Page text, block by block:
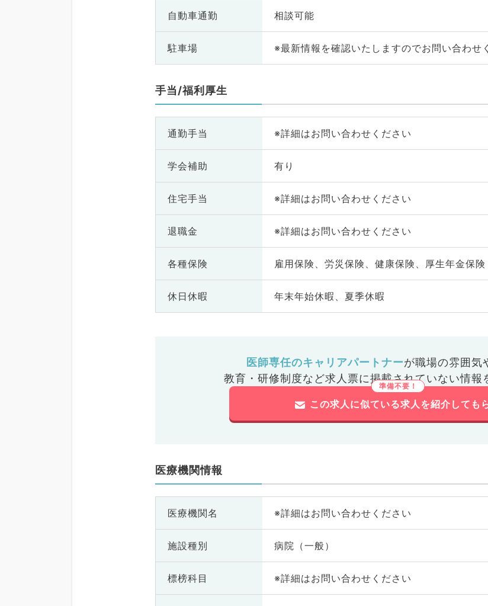
自動車通勤 相談可能
駐車場 ※最新情報を確認いたしますのでお問い合わせ
手当/福利厚生
通勤手当 ※詳細はお問い合わせください
学会補助 有り
住宅手当 ※詳細はお問い合わせください
退職金 ※詳細はお問い合わせください
各種保険 雇用保険、労災保険、健康保険、厚生年金保険
休日休暇 年末年始休暇、夏季休暇
医師専任のキャリアパートナーが職場の雰囲気
教育・研修制度など求人票に掲載されていない情報
この求人に似ている求人を紹介しても
医療機関情報
医療機関名 ※詳細はお問い合わせください
施設種別 病院（一般）
標榜科目 ※詳細はお問い合わせください